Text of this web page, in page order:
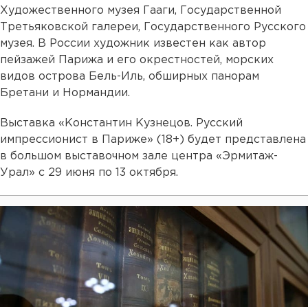
Художественного музея Гааги, Государственной
Третьяковской галереи, Государственного Русского
музея. В России художник известен как автор
пейзажей Парижа и его окрестностей, морских
видов острова Бель-Иль, обширных панорам
Бретани и Нормандии.
Выставка «Константин Кузнецов. Русский
импрессионист в Париже» (18+) будет представлена
в большом выставочном зале центра «Эрмитаж-
Урал» с 29 июня по 13 октября.